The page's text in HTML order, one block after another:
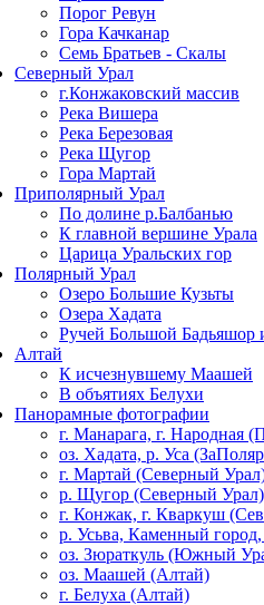
Порог Ревун
Гора Качканар
Семь Братьев - Скалы
Северный Урал
г.Конжаковский массив
Река Вишера
Река Березовая
Река Щугор
Гора Мартай
Приполярный Урал
По долине р.Балбанью
К главной вершине Урала
Царица Уральских гор
Полярный Урал
Озеро Большие Кузьты
Озера Хадата
Ручей Большой Бадьяшор
Алтай
К исчезнувшему Маашей
В объятиях Белухи
Панорамные фотографии
г. Манарага, г. Народная
оз. Хадата, р. Уса
г. Мартай (Северный
р. Щугор (Северный Урал)
г. Конжак, г. Кваркуш
р. Усьва, Каменный
оз. Зюраткуль (Южный
оз. Маашей (Алтай)
г. Белуха (Алтай)